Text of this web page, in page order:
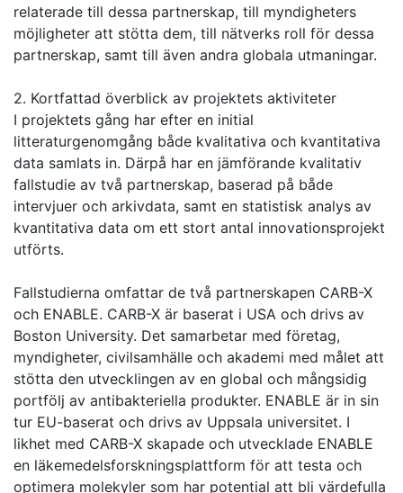
relaterade till dessa partnerskap, till myndigheters
möjligheter att stötta dem, till nätverks roll för dessa
partnerskap, samt till även andra globala utmaningar.
2. Kortfattad överblick av projektets aktiviteter
I projektets gång har efter en initial
litteraturgenomgång både kvalitativa och kvantitativa
data samlats in. Därpå har en jämförande kvalitativ
fallstudie av två partnerskap, baserad på både
intervjuer och arkivdata, samt en statistisk analys av
kvantitativa data om ett stort antal innovationsprojekt
utförts.
Fallstudierna omfattar de två partnerskapen CARB-X
och ENABLE. CARB-X är baserat i USA och drivs av
Boston University. Det samarbetar med företag,
myndigheter, civilsamhälle och akademi med målet att
stötta den utvecklingen av en global och mångsidig
portfölj av antibakteriella produkter. ENABLE är in sin
tur EU-baserat och drivs av Uppsala universitet. I
likhet med CARB-X skapade och utvecklade ENABLE
en läkemedelsforskningsplattform för att testa och
optimera molekyler som har potential att bli värdefulla